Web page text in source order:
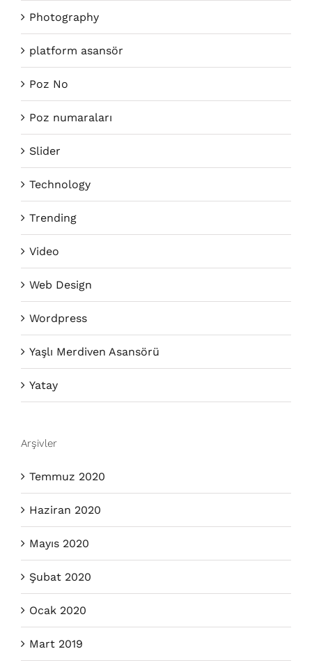
Photography
platform asansör
Poz No
Poz numaraları
Slider
Technology
Trending
Video
Web Design
Wordpress
Yaşlı Merdiven Asansörü
Yatay
Arşivler
Temmuz 2020
Haziran 2020
Mayıs 2020
Şubat 2020
Ocak 2020
Mart 2019